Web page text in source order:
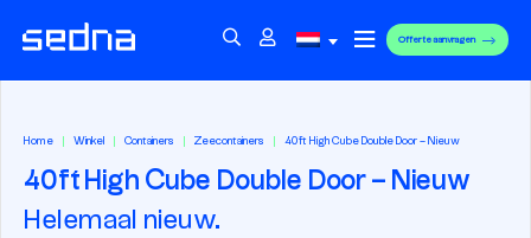
Offerte aanvragen
Home Winkel Containers Zeecontainers 40ft High Cube Double Door – Nieuw
40ft High Cube Double Door – Nieuw
Helemaal nieuw.